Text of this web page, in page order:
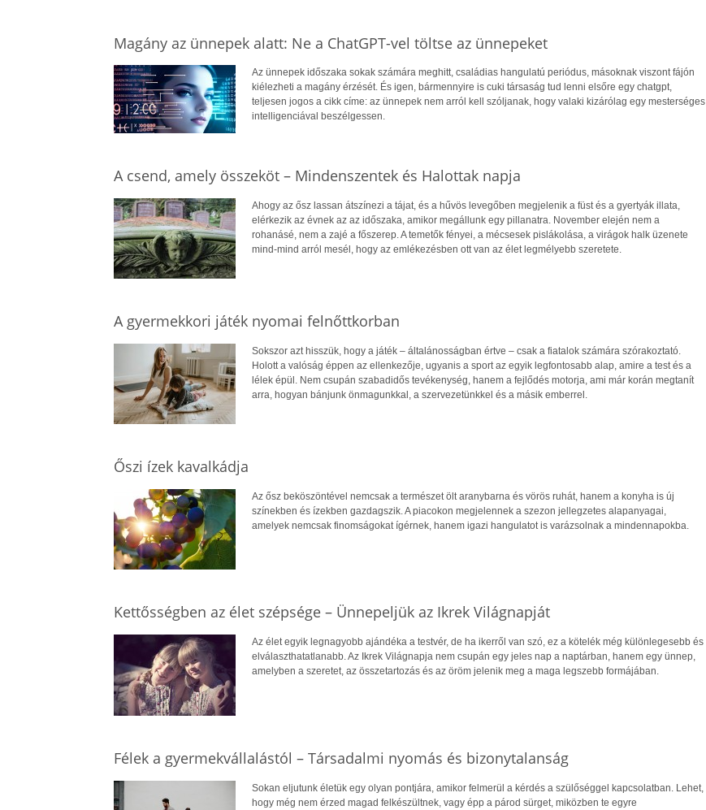
Magány az ünnepek alatt: Ne a ChatGPT-vel töltse az ünnepeket
Az ünnepek időszaka sokak számára meghitt, családias hangulatú periódus, másoknak viszont fájón
kiélezheti a magány érzését. És igen, bármennyire is cuki társaság tud lenni elsőre egy chatgpt,
teljesen jogos a cikk címe: az ünnepek nem arról kell szóljanak, hogy valaki kizárólag egy mesterséges
intelligenciával beszélgessen.
A csend, amely összeköt – Mindenszentek és Halottak napja
Ahogy az ősz lassan átszínezi a tájat, és a hűvös levegőben megjelenik a füst és a gyertyák illata,
elérkezik az évnek az az időszaka, amikor megállunk egy pillanatra. November elején nem a
rohanásé, nem a zajé a főszerep. A temetők fényei, a mécsesek pislákolása, a virágok halk üzenete
mind-mind arról mesél, hogy az emlékezésben ott van az élet legmélyebb szeretete.
A gyermekkori játék nyomai felnőttkorban
Sokszor azt hisszük, hogy a játék – általánosságban értve – csak a fiatalok számára szórakoztató.
Holott a valóság éppen az ellenkezője, ugyanis a sport az egyik legfontosabb alap, amire a test és a
lélek épül. Nem csupán szabadidős tevékenység, hanem a fejlődés motorja, ami már korán megtanít
arra, hogyan bánjunk önmagunkkal, a szervezetünkkel és a másik emberrel.
Őszi ízek kavalkádja
Az ősz beköszöntével nemcsak a természet ölt aranybarna és vörös ruhát, hanem a konyha is új
színekben és ízekben gazdagszik. A piacokon megjelennek a szezon jellegzetes alapanyagai,
amelyek nemcsak finomságokat ígérnek, hanem igazi hangulatot is varázsolnak a mindennapokba.
Kettősségben az élet szépsége – Ünnepeljük az Ikrek Világnapját
Az élet egyik legnagyobb ajándéka a testvér, de ha ikerről van szó, ez a kötelék még különlegesebb és
elválaszthatatlanabb. Az Ikrek Világnapja nem csupán egy jeles nap a naptárban, hanem egy ünnep,
amelyben a szeretet, az összetartozás és az öröm jelenik meg a maga legszebb formájában.
Félek a gyermekvállalástól – Társadalmi nyomás és bizonytalanság
Sokan eljutunk életük egy olyan pontjára, amikor felmerül a kérdés a szülőséggel kapcsolatban. Lehet,
hogy még nem érzed magad felkészültnek, vagy épp a párod sürget, miközben te egyre